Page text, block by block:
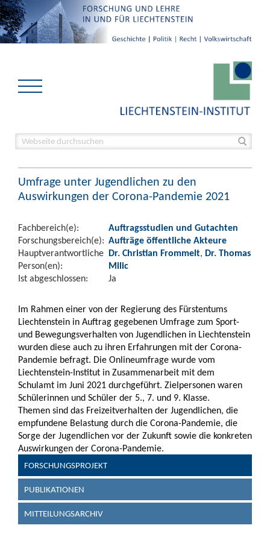
Umfrage unter Jugendlichen zu den
Auswirkungen der Corona-Pandemie 2021
Fachbereich(e):
Auftragsstudien und Gutachten
Forschungsbereich(e): Aufträge öffentliche Akteure
Hauptverantwortliche
Person(en):
Dr. Christian Frommelt, Dr. Thomas
Milic
Ist abgeschlossen:
Ja
Im Rahmen einer von der Regierung des Fürstentums
Liechtenstein in Auftrag gegebenen Umfrage zum Sport-
und Bewegungsverhalten von Jugendlichen in Liechtenstein
wurden diese auch zu ihren Erfahrungen mit der Corona-
Pandemie befragt. Die Onlineumfrage wurde vom
Liechtenstein-Institut in Zusammenarbeit mit dem
Schulamt im Juni 2021 durchgeführt. Zielpersonen waren
Schülerinnen und Schüler der 5., 7. und 9. Klasse.
Themen sind das Freizeitverhalten der Jugendlichen, die
empfundene Belastung durch die Corona-Pandemie, die
Sorge der Jugendlichen vor der Zukunft sowie die konkreten
Auswirkungen der Corona-Pandemie.
FORSCHUNGSPROJEKT
PUBLIKATIONEN
MITTEILUNGSARCHIV